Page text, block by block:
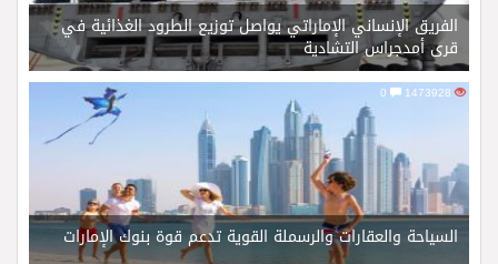
الفريق الإنساني الإماراتي يواصل توزيع الطرود الغذائية في
قرى أمدجراس التشادية
1473928
السياحة والعقارات والرسملة القوية تدعم قوة بنوك الإمارات